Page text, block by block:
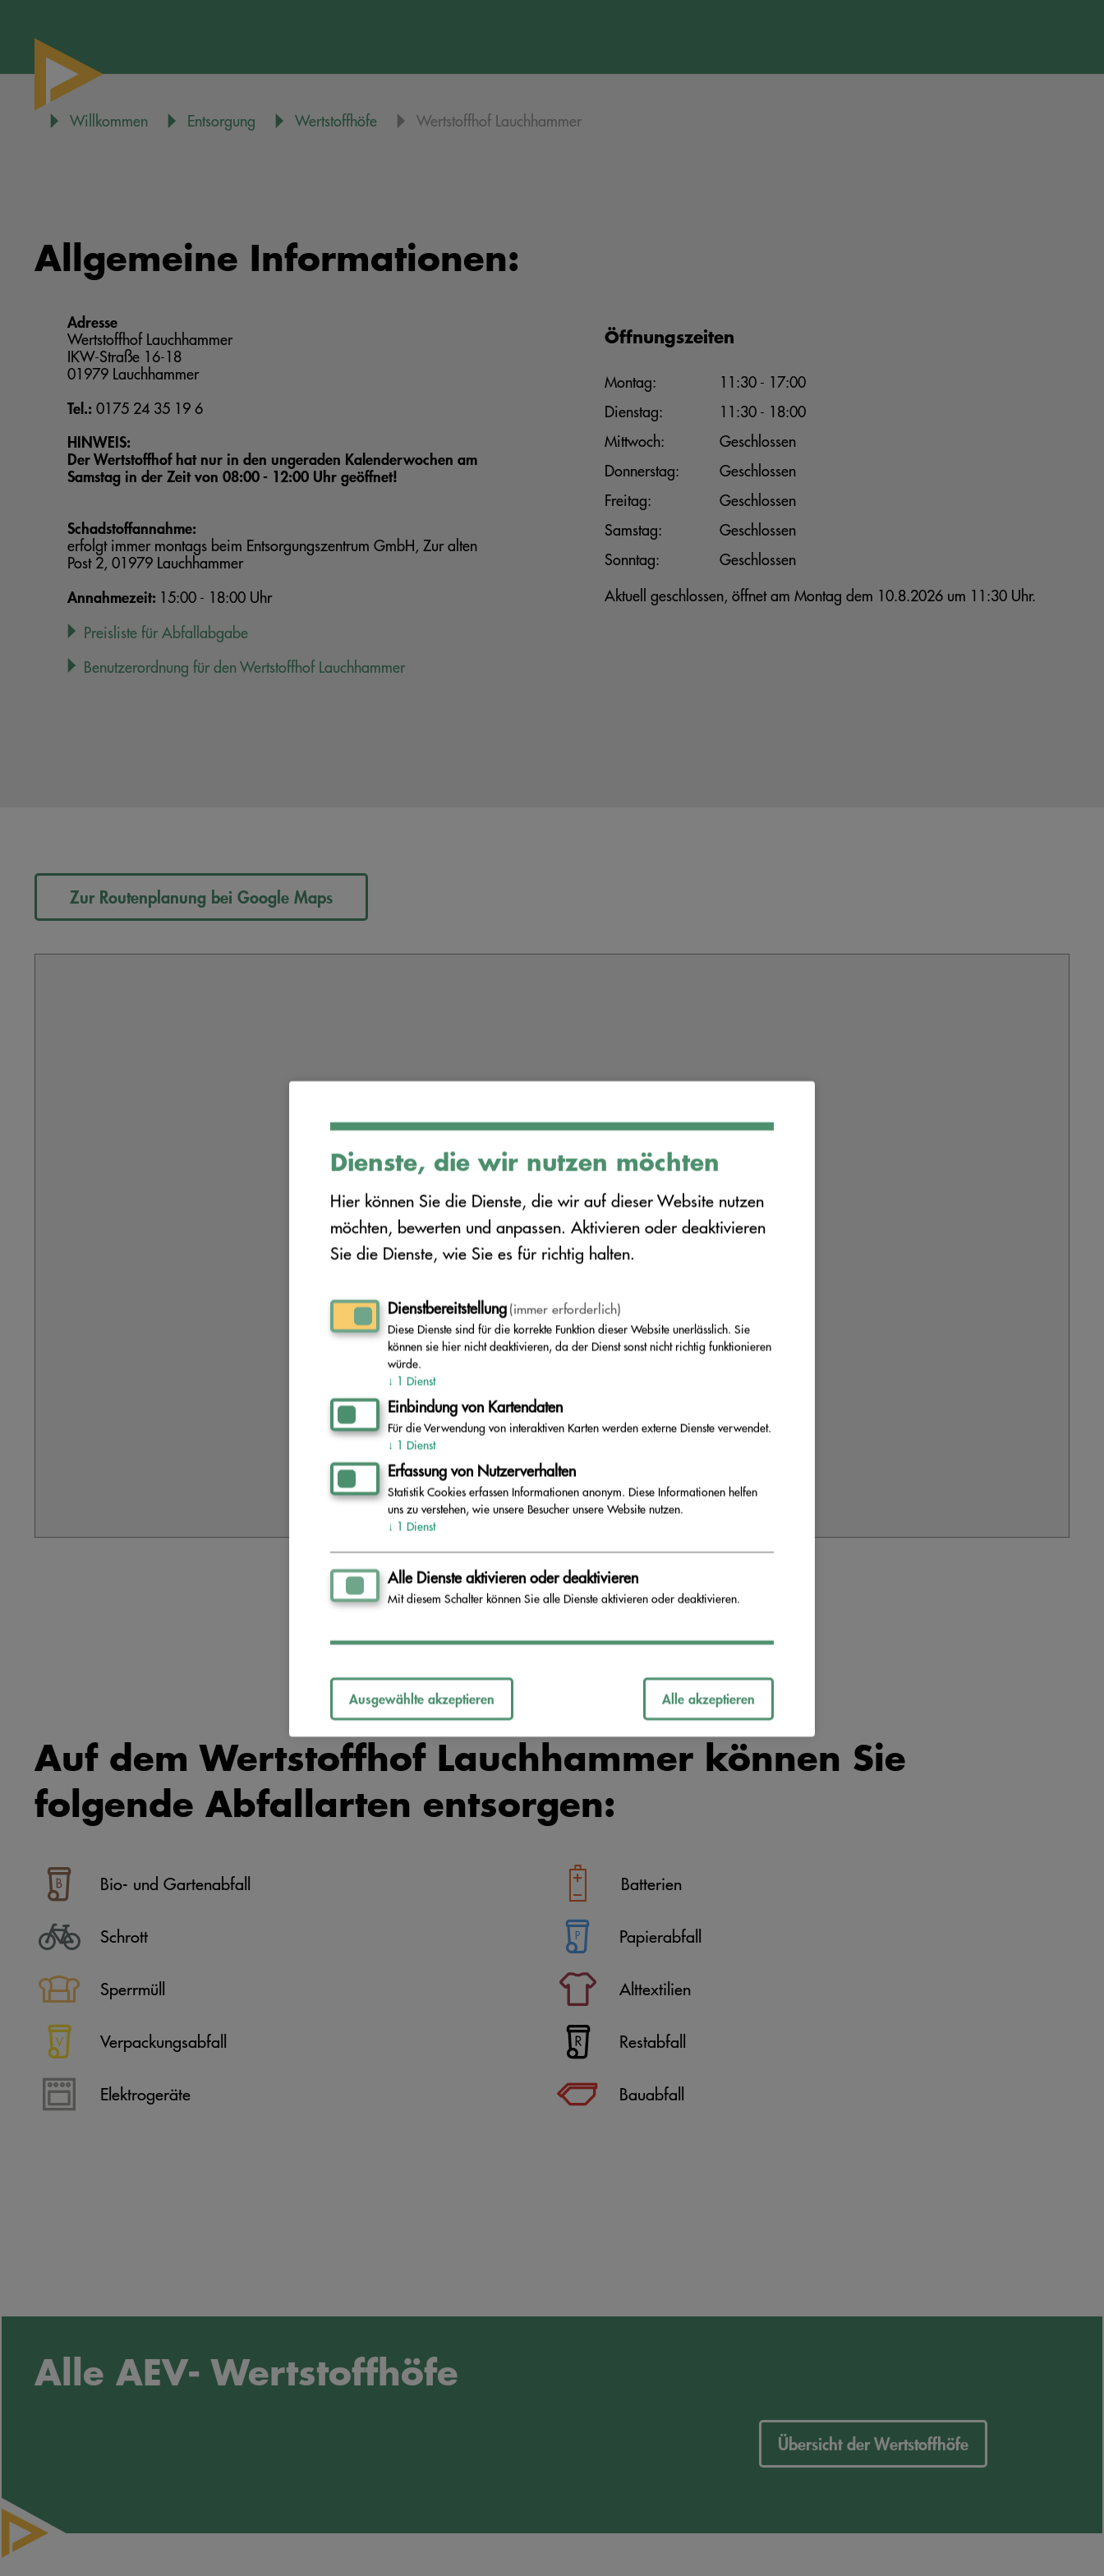
Willkommen Entsorgung Wertstoffhöfe Wertstoffhof Lauchhammer
Allgemeine Informationen:
Adresse
Wertstoffhof Lauchhammer
IKW-Straße 16-18
01979 Lauchhammer
Tel.: 0175 24 35 19 6
HINWEIS:
Der Wertstoffhof hat nur in den ungeraden Kalenderwochen am
Samstag in der Zeit von 08:00 - 12:00 Uhr geöffnet!
Schadstoffannahme:
erfolgt immer montags beim Entsorgungszentrum GmbH, Zur alten
Post 2, 01979 Lauchhammer
Annahmezeit: 15:00 - 18:00 Uhr
Preisliste für Abfallabgabe
Benutzerordnung für den Wertstoffhof Lauchhammer
Öffnungszeiten
Montag:
11:30 - 17:00
Dienstag:
11:30 - 18:00
Mittwoch:
Geschlossen
Donnerstag:
Geschlossen
Freitag:
Geschlossen
Samstag:
Geschlossen
Sonntag:
Geschlossen
Aktuell geschlossen, öffnet am Montag dem 10.8.2026 um 11:30 Uhr.
Zur Routenplanung bei Google Maps
Auf dem Wertstoffhof Lauchhammer können Sie
folgende Abfallarten entsorgen:
Bio- und Gartenabfall Batterien
Schrott Papierabfall
Sperrmüll Alttextilien
Verpackungsabfall Restabfall
Elektrogeräte Bauabfall
Alle AEV- Wertstoffhöfe
Übersicht der Wertstoffhöfe
Dienste, die wir nutzen möchten
Hier können Sie die Dienste, die wir auf dieser Website nutzen
möchten, bewerten und anpassen. Aktivieren oder deaktivieren
Sie die Dienste, wie Sie es für richtig halten.
Dienstbereitstellung (immer erforderlich)
Diese Dienste sind für die korrekte Funktion dieser Website unerlässlich. Sie
können sie hier nicht deaktivieren, da der Dienst sonst nicht richtig funktionieren
würde.
↓ 1 Dienst
Einbindung von Kartendaten
Für die Verwendung von interaktiven Karten werden externe Dienste verwendet.
↓ 1 Dienst
Erfassung von Nutzerverhalten
Statistik Cookies erfassen Informationen anonym. Diese Informationen helfen
uns zu verstehen, wie unsere Besucher unsere Website nutzen.
↓ 1 Dienst
Alle Dienste aktivieren oder deaktivieren
Mit diesem Schalter können Sie alle Dienste aktivieren oder deaktivieren.
Ausgewählte akzeptieren Alle akzeptieren